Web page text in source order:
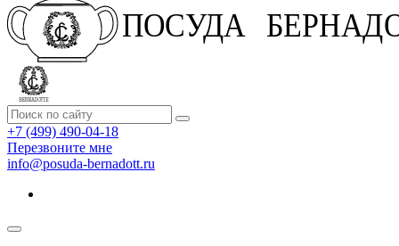
+7 (499) 490-04-18
Перезвоните мне
info@posuda-bernadott.ru